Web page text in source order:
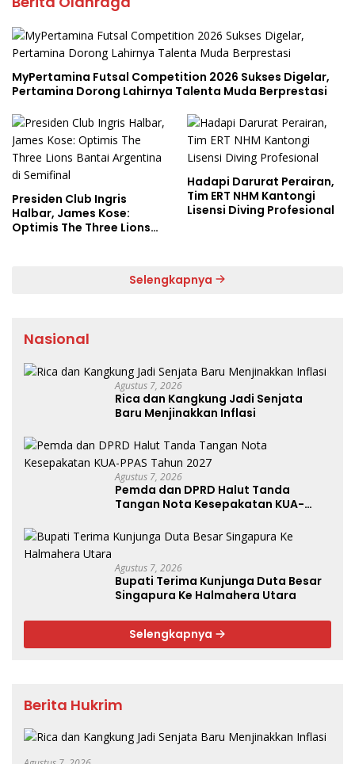
MyPertamina Futsal Competition 2026 Sukses Digelar,
Pertamina Dorong Lahirnya Talenta Muda Berprestasi
Presiden Club Ingris
Halbar, James Kose:
Optimis The Three Lions
Hadapi Darurat Perairan,
Tim ERT NHM Kantongi
Lisensi Diving Profesional
Selengkapnya
Nasional
Agustus 7, 2026
Rica dan Kangkung Jadi Senjata
Baru Menjinakkan Inflasi
Agustus 7, 2026
Pemda dan DPRD Halut Tanda
Tangan Nota Kesepakatan KUA-
Agustus 7, 2026
Bupati Terima Kunjunga Duta Besar
Singapura Ke Halmahera Utara
Selengkapnya
Berita Hukrim